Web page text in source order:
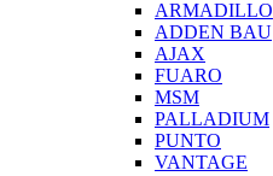
ARMADILLO
ADDEN BAU
AJAX
FUARO
MSM
PALLADIUM
PUNTO
VANTAGE